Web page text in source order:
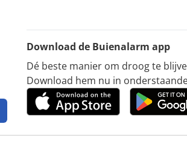
Download de Buienalarm app
Dé beste manier om droog te
Download hem nu in